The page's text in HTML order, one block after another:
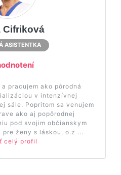
Cifriková
ASISTENTKA
pracujem ako pôrodná
v intenzívnej
sále. Popritom sa venujem
ako aj popôrodnej
pod svojim občianskym
ženy s láskou, o.z ...
celý profil